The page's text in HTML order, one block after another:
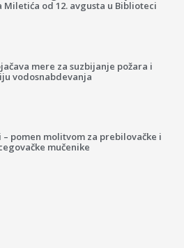
Miletića od 12. avgusta u Biblioteci
mere za suzbijanje požara i
vodosnabdevanja
– pomen molitvom za prebilovačke i
mučenike